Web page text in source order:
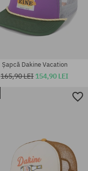
Șapcă Dakine Vacation
165,90 LEI 154,90 LEI